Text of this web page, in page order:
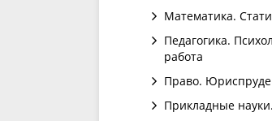
Математика.
Педагогика.
работа
Право.
Прикладные